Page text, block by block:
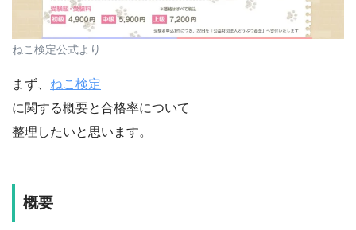
ねこ検定公式より
まず、 ねこ検定
に関する概要と合格率について
整理したいと思います。
概要